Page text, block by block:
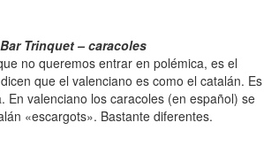
Bar Trinquet – caracoles
no queremos entrar en polémica, es el
que el valenciano es como el catalán. Es
En valenciano los caracoles (en español) se
«escargots». Bastante diferentes.